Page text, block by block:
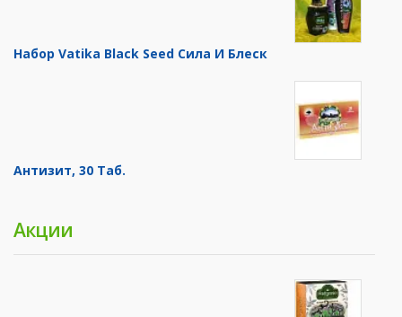
Набор Vatika Black Seed Сила И Блеск
Антизит, 30 Таб.
Акции